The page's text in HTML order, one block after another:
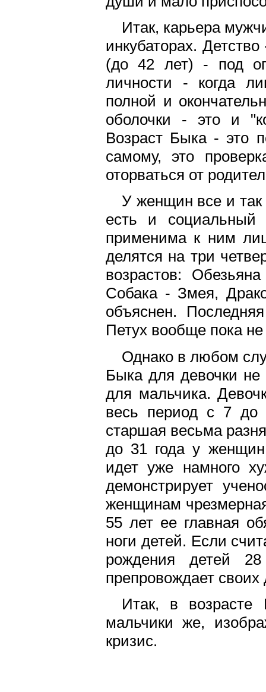
Итак, карьера
инкубаторах.
(до 42 лет) - под
личности - когда
полной и
оболочки - это и
Возраст Быка - это
самому, это
оторваться от
У женщин все и так
есть и
применима к ним
делятся на три
возрастов:
Собака - Змея,
объяснен.
Петух вообще пока
Однако в любом
Быка для девочки
для мальчика.
весь период с 7
старшая весьма
до 31 года у женщин
идет уже намного
демонстрирует
женщинам
55 лет ее главная
ноги детей. Если
рождения детей
препровождает
Итак, в возрасте
мальчики же,
кризис.